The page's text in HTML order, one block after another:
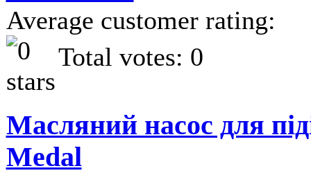
Average customer rating:
Total votes: 0
Масляний насос для
Medal